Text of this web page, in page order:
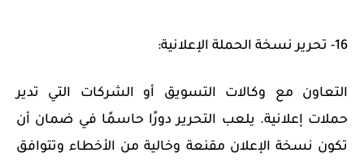
16- تحرير نسخة الحملة الإعلانية:
التعاون مع وكالات التسويق أو الشركات التي تدير
حملات إعلانية. يلعب التحرير دورًا حاسمًا في ضمان أن
تكون نسخة الإعلان مقنعة وخالية من الأخطاء وتتوافق